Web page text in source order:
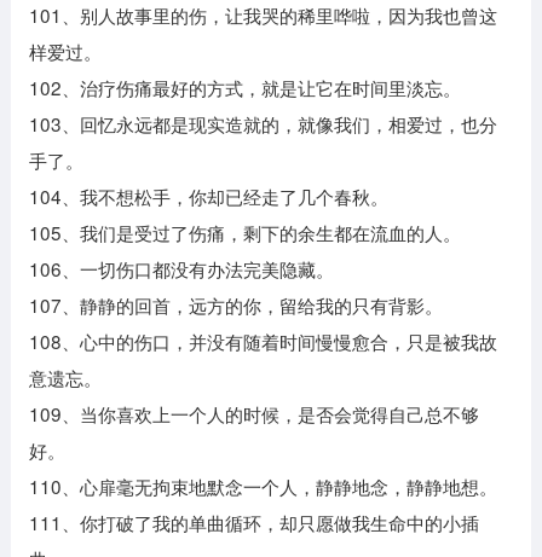
101、别人故事里的伤，让我哭的稀里哗啦，因为我也曾这
样爱过。
102、治疗伤痛最好的方式，就是让它在时间里淡忘。
103、回忆永远都是现实造就的，就像我们，相爱过，也分
手了。
104、我不想松手，你却已经走了几个春秋。
105、我们是受过了伤痛，剩下的余生都在流血的人。
106、一切伤口都没有办法完美隐藏。
107、静静的回首，远方的你，留给我的只有背影。
108、心中的伤口，并没有随着时间慢慢愈合，只是被我故
意遗忘。
109、当你喜欢上一个人的时候，是否会觉得自己总不够
好。
110、心扉毫无拘束地默念一个人，静静地念，静静地想。
111、你打破了我的单曲循环，却只愿做我生命中的小插